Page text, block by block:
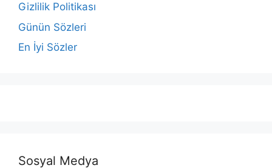
Gizlilik Politikası
Günün Sözleri
En İyi Sözler
Sosyal Medya